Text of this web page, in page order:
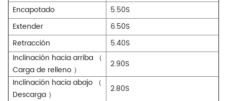
Encapotado
5.50S
Extender
6.50S
Retracción
5.40S
Inclinación hacia arriba （
Carga de relleno ）
2.90S
Inclinación hacia abajo （
Descarga ）
2.80S